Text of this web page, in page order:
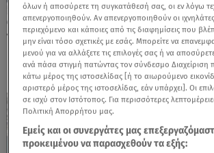
18.05.26, 16:21
Τα μέτρα ασφαλείας της ΕΛΑΣ
Four του μπάσκετ
όλων ή αποσύρετε τη συγκατάθεσή σας, οι εν λόγω
απενεργοποιηθούν. Αν απενεργοποιηθούν οι
περιεχόμενο και κάποιες από τις διαφημίσεις που
μην είναι τόσο σχετικές με εσάς. Μπορείτε να
μενού για να αλλάξετε τις επιλογές σας ή να
ανά πάσα στιγμή πατώντας τον σύνδεσμο Διαχείριση
κάτω μέρος της ιστοσελίδας [ή το αιωρούμενο
αριστερό μέρος της ιστοσελίδας, εάν υπάρχει]. Οι
σε ισχύ στον Ιστότοπος. Για περισσότερες
Πολιτική Απορρήτου μας.
Εμείς και οι συνεργάτες μας
προκειμένου να παρασχεθούν τα εξής: